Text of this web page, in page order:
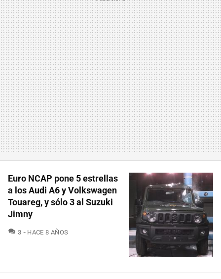
Euro NCAP pone 5 estrellas
a los Audi A6 y Volkswagen
Touareg, y sólo 3 al Suzuki
Jimny
3 COMENTARIOS
HACE 8 AÑOS